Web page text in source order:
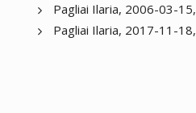
Pagliai Ilaria, 2006-03-
Pagliai Ilaria, 2017-11-